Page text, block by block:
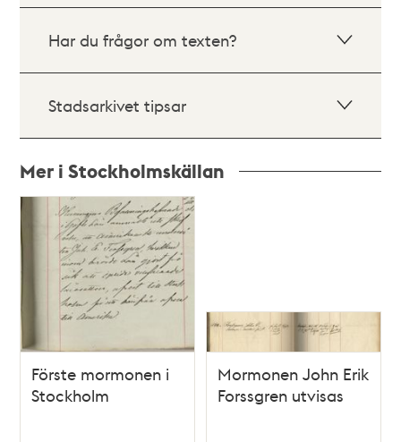
Har du frågor om texten?
Stadsarkivet tipsar
Mer i Stockholmskällan
Relaterade
och
Förste mormonen i
Stockholm
Mormonen John Erik
Forssgren utvisas